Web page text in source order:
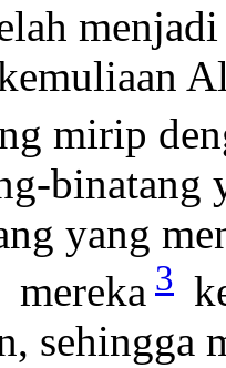
mirip
binatang
yang
mereka 3
sehingga